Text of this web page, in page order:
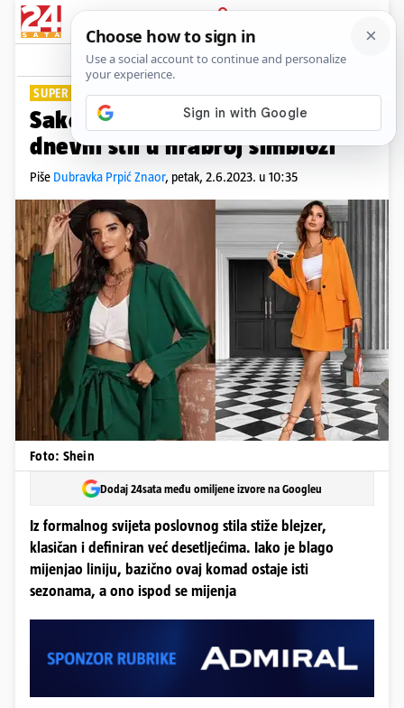
PRIJAVA
Lifestyle Komentari
SUPER KOMBINACIJA
Sako uz kratki top: Večernji i
dnevni stil u hrabroj simbiozi
Piše Dubravka Prpić Znaor, petak, 2.6.2023. u 10:35
Foto: Shein
Dodaj 24sata među omiljene izvore na Googleu
Iz formalnog svijeta poslovnog stila stiže blejzer,
klasičan i definiran već desetljećima. Iako je blago
mijenjao liniju, bazično ovaj komad ostaje isti
sezonama, a ono ispod se mijenja